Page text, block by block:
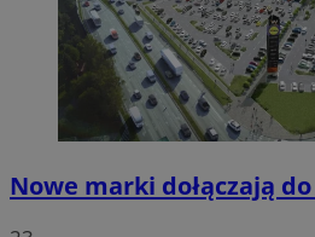
Nowe marki dołączają